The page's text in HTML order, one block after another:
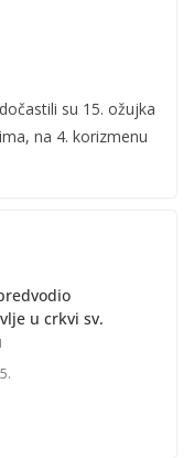
su 15. ožujka
na 4. korizmenu
u crkvi sv.